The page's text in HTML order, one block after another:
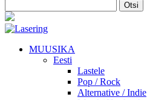
Otsi
MUUSIKA
Eesti
Lastele
Pop / Rock
Alternative / Indie